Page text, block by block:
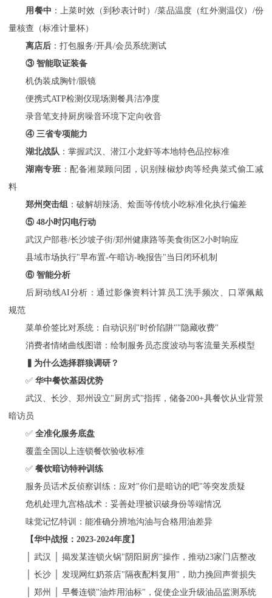
用餐中 ：上菜时效（到秒表计时）/菜品温度（红外测温仪）/份
量核查（标准计量杯）
离店后 ：打包服务/开具/会员系统测试
③ 智能取证装备
机伪装成胸针/眼镜
便携式ATP检测仪现场测餐具洁净度
录音笔支持厨房噪音环境下定向收音
④ 三省专项能力
湖北战队 ：掌握武汉、潜江小龙虾等本地特色品控标准
湖南专班 ：配备湘菜顾问团，识别辣椒炒肉等经典菜式偷工减
料
郑州突击组 ：破解胡辣汤、烩面等传统小吃标准化执行偏差
⑤ 48小时闪电行动
武汉户部巷/长沙坡子街/郑州健康路等美食街区2小时响应
县域市场执行"早布置-午暗访-晚报告"当日闭环机制
⑥ 智能分析
后厨动线AI分析：通过影像资料计算员工洗手频次、口罩佩戴
规范
菜单价签比对系统：自动识别 "时价陷阱""隐藏收费"
消费者情绪曲线图谱：绘制服务员态度波动与客流量关系模型
▍为什么选择群狼调研？
✅华中餐饮基因优势
武汉、长沙、郑州设立"厨房式"指挥，储备200+具餐饮从业背景
暗访员
✅全准化服务底盘
覆盖全国 以上连锁餐饮验收标准
✅餐饮暗访特种训练
服务员话术反侦察训练：应对"你们是暗访的吧"等突发质疑
危机处理九宫格战术：妥善处理被识破身份等端情况
味觉记忆特训：能准确分辨地沟油与合格用油差异
【华中战报：2023-2024年度】
│ 武汉 │ 揭发某连锁火锅"阴阳厨房"操作，推动23家门店整改
│ 长沙 │ 发现网红奶茶店"隔夜配料复用"，助力挽回声誉损失
│ 郑州 │ 早餐连锁"油炸用油标"，促使企业升级油品监测系统